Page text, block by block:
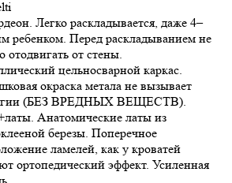
Легко раскладывается, даже 4–
ребенком. Перед раскладыванием не
отодвигать от стены.
цельносварной каркас.
окраска метала не вызывает
(БЕЗ ВРЕДНЫХ ВЕЩЕСТВ).
Анатомические латы из
березы. Поперечное
ламелей, как у кроватей
ортопедический эффект. Усиленная